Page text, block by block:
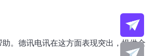
。德讯电讯在这方面表现突出，提供全